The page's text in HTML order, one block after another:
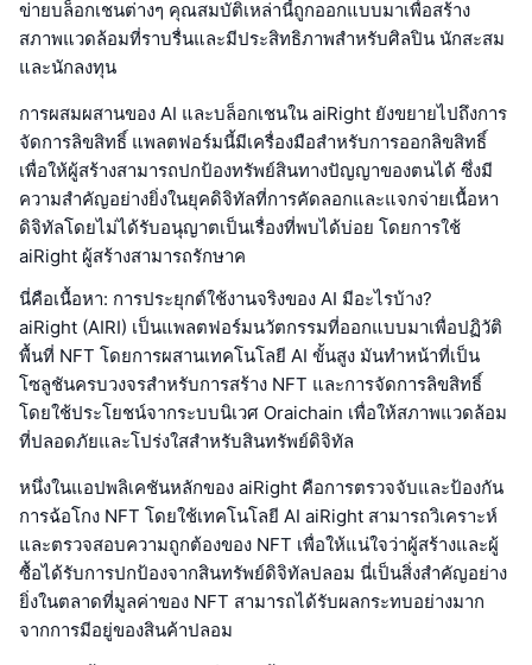
ข่ายบล็อกเชนต่างๆ คุณสมบัติเหล่านี้ถูกออกแบบมาเพื่อสร้าง
สภาพแวดล้อมที่ราบรื่นและมีประสิทธิภาพสำหรับศิลปิน นักสะสม
และนักลงทุน
การผสมผสานของ AI และบล็อกเชนใน aiRight ยังขยายไปถึงการ
จัดการลิขสิทธิ์ แพลตฟอร์มนี้มีเครื่องมือสำหรับการออกลิขสิทธิ์
เพื่อให้ผู้สร้างสามารถปกป้องทรัพย์สินทางปัญญาของตนได้ ซึ่งมี
ความสำคัญอย่างยิ่งในยุคดิจิทัลที่การคัดลอกและแจกจ่ายเนื้อหา
ดิจิทัลโดยไม่ได้รับอนุญาตเป็นเรื่องที่พบได้บ่อย โดยการใช้
aiRight ผู้สร้างสามารถรักษาค
นี่คือเนื้อหา: การประยุกต์ใช้งานจริงของ AI มีอะไรบ้าง?
aiRight (AIRI) เป็นแพลตฟอร์มนวัตกรรมที่ออกแบบมาเพื่อปฏิวัติ
พื้นที่ NFT โดยการผสานเทคโนโลยี AI ขั้นสูง มันทำหน้าที่เป็น
โซลูชันครบวงจรสำหรับการสร้าง NFT และการจัดการลิขสิทธิ์
โดยใช้ประโยชน์จากระบบนิเวศ Oraichain เพื่อให้สภาพแวดล้อม
ที่ปลอดภัยและโปร่งใสสำหรับสินทรัพย์ดิจิทัล
หนึ่งในแอปพลิเคชันหลักของ aiRight คือการตรวจจับและป้องกัน
การฉ้อโกง NFT โดยใช้เทคโนโลยี AI aiRight สามารถวิเคราะห์
และตรวจสอบความถูกต้องของ NFT เพื่อให้แน่ใจว่าผู้สร้างและผู้
ซื้อได้รับการปกป้องจากสินทรัพย์ดิจิทัลปลอม นี่เป็นสิ่งสำคัญอย่าง
ยิ่งในตลาดที่มูลค่าของ NFT สามารถได้รับผลกระทบอย่างมาก
จากการมีอยู่ของสินค้าปลอม